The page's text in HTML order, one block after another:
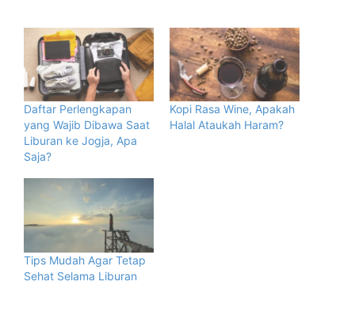
Daftar Perlengkapan
yang Wajib Dibawa Saat
Liburan ke Jogja, Apa
Saja?
Kopi Rasa Wine, Apakah
Halal Ataukah Haram?
Tips Mudah Agar Tetap
Sehat Selama Liburan